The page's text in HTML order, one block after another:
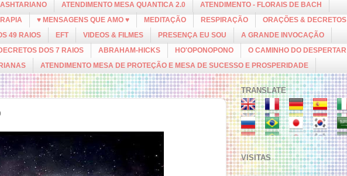
ATENDIMENTO MESA QUANTICA 2.0
ATENDIMENTO - FLORAIS DE BACH
♥ MENSAGENS QUE AMO ♥ MEDITAÇÃO RESPIRAÇÃO ORAÇÕES & DECRETOS
49 RAIOS EFT VIDEOS & FILMES PRESENÇA EU SOU
A GRANDE INVOCAÇÃO
DOS 7 RAIOS ABRAHAM-HICKS HO'OPONOPONO O CAMINHO DO DESPERTAR
ATENDIMENTO MESA DE PROTEÇÃO E MESA DE SUCESSO E PROSPERIDADE
TRANSLATE
VISITAS